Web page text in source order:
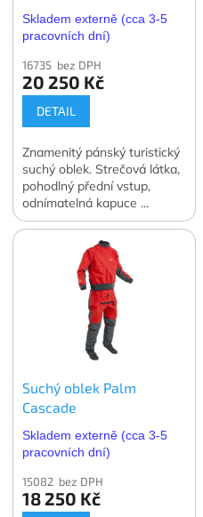
Skladem externě (cca 3-5
pracovních dní)
16735 bez DPH
20 250 Kč
DETAIL
Znamenitý pánský turistický
suchý oblek. Strečová látka,
pohodlný přední vstup,
odnímatelná kapuce ...
Pohodlí pro fanoušky
vodních sportů.
Suchý oblek Palm
Cascade
Skladem externě (cca 3-5
pracovních dní)
15082 bez DPH
18 250 Kč